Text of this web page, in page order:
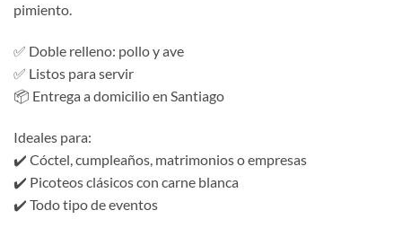
pimiento.
✅ Doble relleno: pollo y ave
✅ Listos para servir
📦 Entrega a domicilio en Santiago
Ideales para:
✔️ Cóctel, cumpleaños, matrimonios o empresas
✔️ Picoteos clásicos con carne blanca
✔️ Todo tipo de eventos